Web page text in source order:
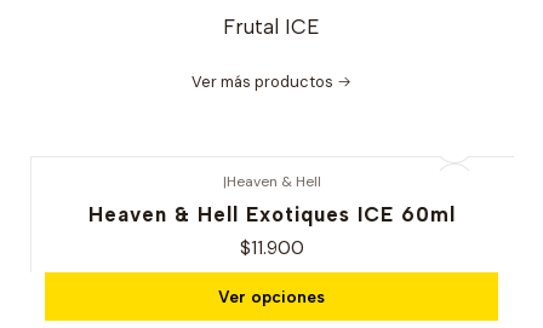
Frutal ICE
Ver más productos
|Heaven & Hell
Heaven & Hell Exotiques ICE 60ml
$11.900
Ver opciones